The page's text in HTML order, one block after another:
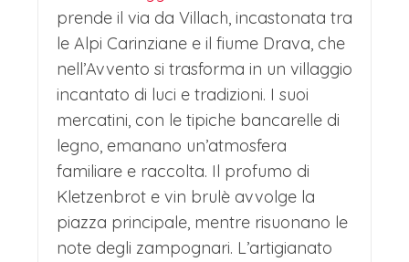
prende il via da Villach, incastonata tra
le Alpi Carinziane e il fiume Drava, che
nell’Avvento si trasforma in un villaggio
incantato di luci e tradizioni. I suoi
mercatini, con le tipiche bancarelle di
legno, emanano un’atmosfera
familiare e raccolta. Il profumo di
Kletzenbrot e vin brulè avvolge la
piazza principale, mentre risuonano le
note degli zampognari. L’artigianato